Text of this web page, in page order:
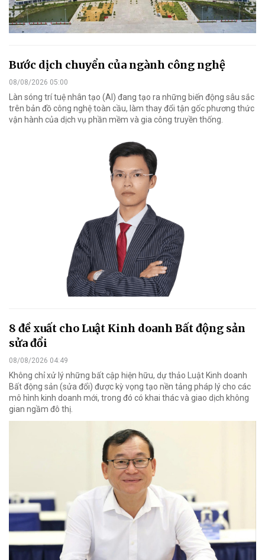
Bước dịch chuyển của ngành công nghệ
08/08/2026 05:00
Làn sóng trí tuệ nhân tạo (AI) đang tạo ra những biến động sâu sắc
trên bản đồ công nghệ toàn cầu, làm thay đổi tận gốc phương thức
vận hành của dịch vụ phần mềm và gia công truyền thống.
8 đề xuất cho Luật Kinh doanh Bất động sản
sửa đổi
08/08/2026 04:49
Không chỉ xử lý những bất cập hiện hữu, dự thảo Luật Kinh doanh
Bất động sản (sửa đổi) được kỳ vọng tạo nền tảng pháp lý cho các
mô hình kinh doanh mới, trong đó có khai thác và giao dịch không
gian ngầm đô thị.